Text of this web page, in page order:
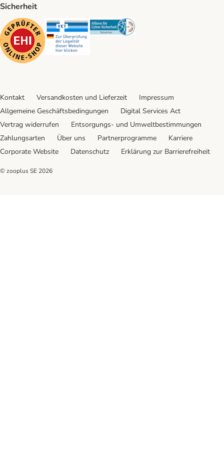
Sicherheit
Security Security Security
Kontakt Versandkosten und Lieferzeit
Impressum
Allgemeine Geschäftsbedingungen
Digital Services Act
Vertrag widerrufen
Entsorgungs- und Umweltbestimmungen
Zahlungsarten
Über uns Partnerprogramme
Karriere
Corporate Website
Datenschutz Erklärung zur Barrierefreiheit
© zooplus SE 2026